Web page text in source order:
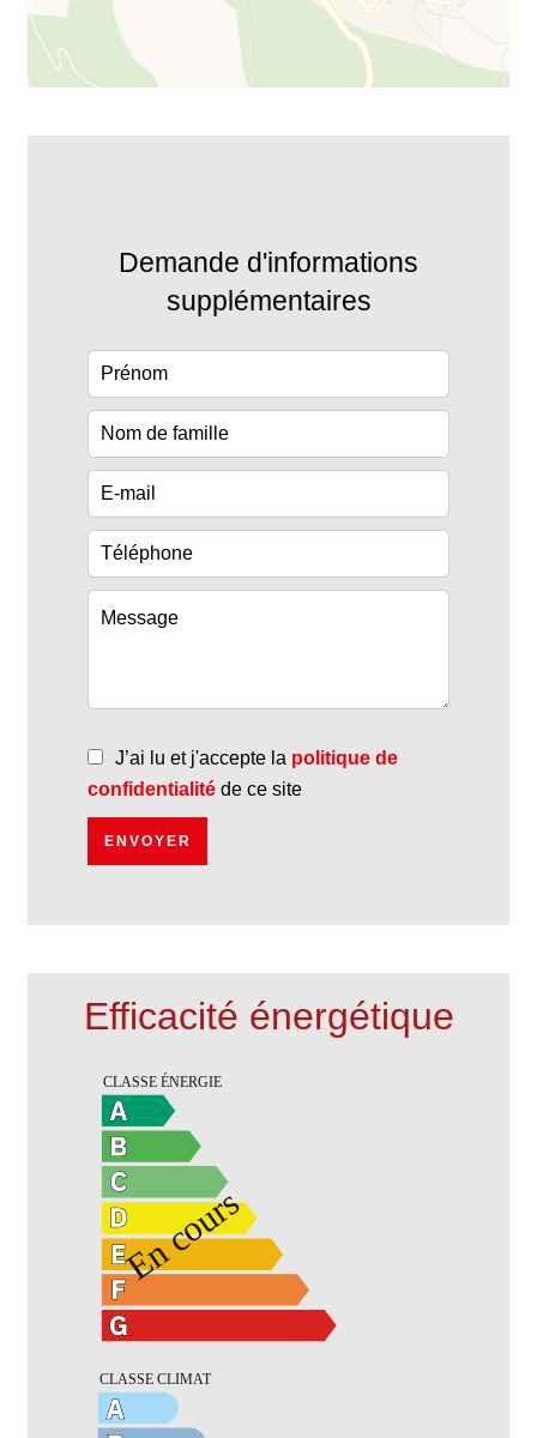
Demande d'informations
supplémentaires
J’ai lu et j'accepte la politique de
confidentialité de ce site
ENVOYER
Efficacité énergétique